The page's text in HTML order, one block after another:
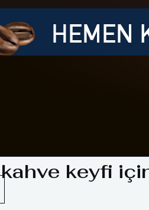
keyfi